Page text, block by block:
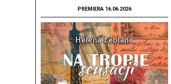
PREMIERA 16.06.2026